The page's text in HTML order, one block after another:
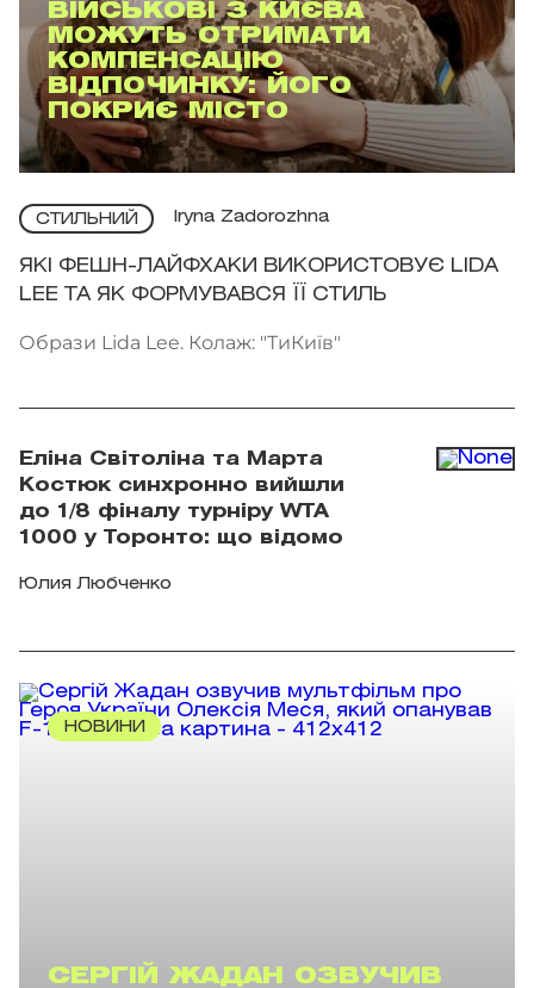
ВІЙСЬКОВІ З КИЄВА
МОЖУТЬ ОТРИМАТИ
КОМПЕНСАЦІЮ
ВІДПОЧИНКУ: ЙОГО
ПОКРИЄ МІСТО
СТИЛЬНИЙ Iryna Zadorozhna
ЯКІ ФЕШН-ЛАЙФХАКИ ВИКОРИСТОВУЄ LIDA
LEE ТА ЯК ФОРМУВАВСЯ ЇЇ СТИЛЬ
Образи Lida Lee. Колаж: "ТиКиїв"
Еліна Світоліна та Марта
Костюк синхронно вийшли
до 1/8 фіналу турніру WTA
1000 у Торонто: що відомо
Юлия Любченко
НОВИНИ
СЕРГІЙ ЖАДАН ОЗВУЧИВ